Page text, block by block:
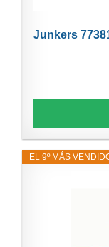
Junkers
EL 9º MÁS